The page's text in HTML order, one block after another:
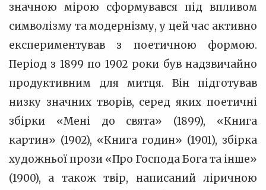
значною мірою сформувався під впливом
символізму та модернізму, у цей час активно
експериментував з поетичною формою.
Період з 1899 по 1902 роки був надзвичайно
продуктивним для митця. Він підготував
низку значних творів, серед яких поетичні
збірки «Мені до свята» (1899), «Книга
картин» (1902), «Книга годин» (1901), збірка
художньої прози «Про Господа Бога та інше»
(1900), а також твір, написаний ліричною